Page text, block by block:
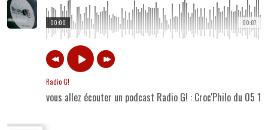
00:07
00:00
Radio G!
vous allez écouter un podcast Radio G! : Croc'Philo du 05